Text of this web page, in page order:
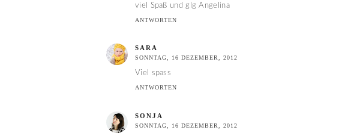
viel Spaß und glg Angelina
ANTWORTEN
SARA
SONNTAG, 16 DEZEMBER, 2012
Viel spass
ANTWORTEN
SONJA
SONNTAG, 16 DEZEMBER, 2012